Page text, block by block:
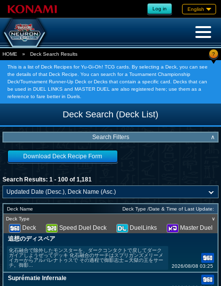
Log in English
HOME » Deck Search Results ?
This is a list of Deck Recipes for Yu-Gi-Oh! TCG cards. By selecting a Deck, you can see
the details of that Deck Recipe. You can search for a Tournament Championship
Deck/Tournament Runner-Up Deck or Decks that contain a specific card. Decks that can
be used in DUEL LINKS and MASTER DUEL are also registered here; use them as a
reference to fare better in Duels.
Deck Search (Deck List)
Search Filters ∧
Download Deck Recipe Form
Search Results: 1 - 100 of 1,181
Deck Name
Deck Type /Date & Time of Last Update:
Deck Type
∨
Deck Speed Duel Deck DuelLinks
Master Duel
追想のディスペア
化石融合で除外したモンスターを、ダークコンタクトで戻してダーク
ガイアしようぜってデッキ 化石融合のサーチはスプリガンズメリーメ
イカーからアルバレナトゥスで その過程で御影志士→天獄の王をサー
チ。御影...
2026/08/08 03:25
Suprématie Infernale